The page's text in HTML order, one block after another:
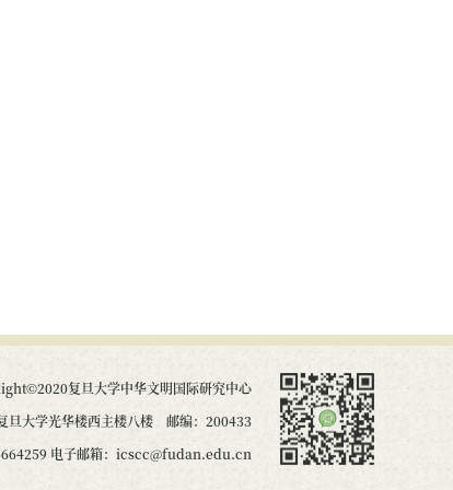
复旦大学中华文明国际研究中心
旦大学光华楼西主楼八楼 邮编：200433
电子邮箱：icscc@fudan.edu.cn